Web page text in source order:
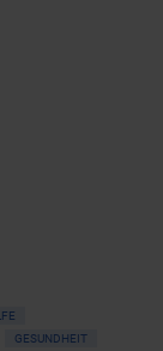
GESUNDHEIT